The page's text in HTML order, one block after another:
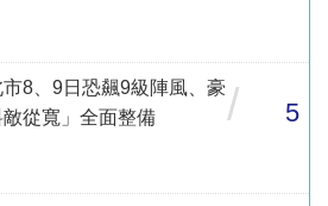
8、9日恐飆9級陣風、豪
從寬」全面整備
/ 5